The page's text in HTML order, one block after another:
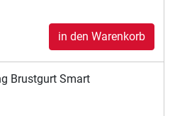
in den Warenkorb
Brustgurt Smart